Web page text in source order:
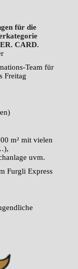
für die
CARD.
Team für
Freitag
m² mit vielen
uvm.
Furgli Express